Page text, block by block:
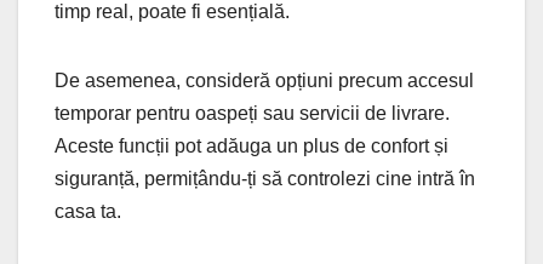
timp real, poate fi esențială.
De asemenea, consideră opțiuni precum accesul
temporar pentru oaspeți sau servicii de livrare.
Aceste funcții pot adăuga un plus de confort și
siguranță, permițându-ți să controlezi cine intră în
casa ta.